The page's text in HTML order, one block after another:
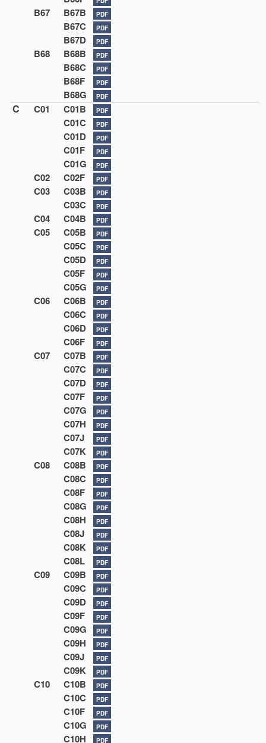
B67 B67B PDF
B67C PDF
B67D PDF
B68 B68B PDF
B68C PDF
B68F PDF
B68G PDF
C C01 C01B PDF
C01C PDF
C01D PDF
C01F PDF
C01G PDF
C02 C02F PDF
C03 C03B PDF
C03C PDF
C04 C04B PDF
C05 C05B PDF
C05C PDF
C05D PDF
C05F PDF
C05G PDF
C06 C06B PDF
C06C PDF
C06D PDF
C06F PDF
C07 C07B PDF
C07C PDF
C07D PDF
C07F PDF
C07G PDF
C07H PDF
C07J PDF
C07K PDF
C08 C08B PDF
C08C PDF
C08F PDF
C08G PDF
C08H PDF
C08J PDF
C08K PDF
C08L PDF
C09 C09B PDF
C09C PDF
C09D PDF
C09F PDF
C09G PDF
C09H PDF
C09J PDF
C09K PDF
C10 C10B PDF
C10C PDF
C10F PDF
C10G PDF
C10H PDF